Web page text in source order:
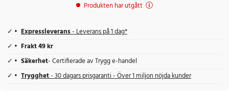
Produkten har utgått
Expressleverans- Leverans på 1 dag*
Frakt 49 kr
Säkerhet- Certifierade av Trygg e-handel
Trygghet- 30 dagars prisgaranti - Över 1 miljon nöjda kunder